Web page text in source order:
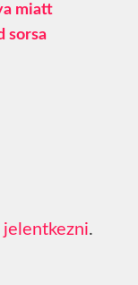
miatt
sorsa
jelentkezni.